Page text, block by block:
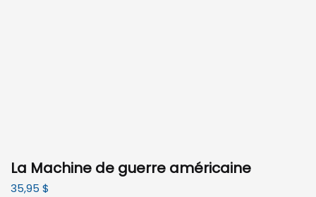
La Machine de guerre américaine
35,95 $